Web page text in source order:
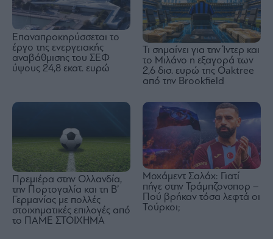
Επαναπροκηρύσσεται το
έργο της ενεργειακής
αναβάθμισης του ΣΕΦ
ύψους 24,8 εκατ. ευρώ
Τι σημαίνει για την Ίντερ και
το Μιλάνο η εξαγορά των
2,6 δισ. ευρώ της Oaktree
από την Brookfield
Πρεμιέρα στην Ολλανδία,
την Πορτογαλία και τη Β’
Γερμανίας με πολλές
στοιχηματικές επιλογές από
το ΠΑΜΕ ΣΤΟΙΧΗΜΑ
Μοχάμεντ Σαλάχ: Γιατί
πήγε στην Τράμπζονσπορ –
Πού βρήκαν τόσα λεφτά οι
Τούρκοι;